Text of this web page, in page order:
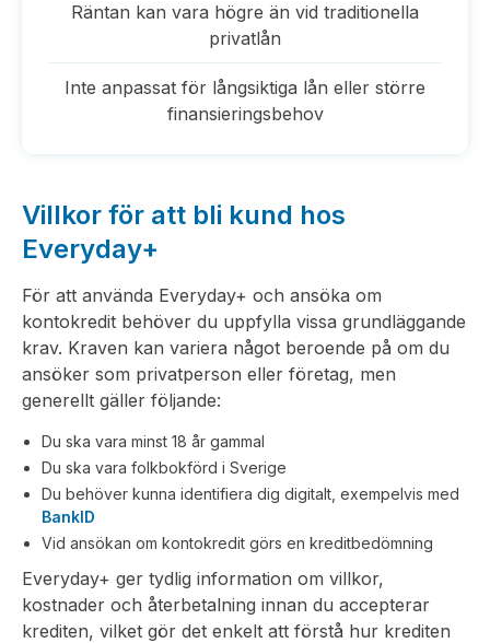
Räntan kan vara högre än vid traditionella
privatlån
Inte anpassat för långsiktiga lån eller större
finansieringsbehov
Villkor för att bli kund hos
Everyday+
För att använda Everyday+ och ansöka om
kontokredit behöver du uppfylla vissa grundläggande
krav. Kraven kan variera något beroende på om du
ansöker som privatperson eller företag, men
generellt gäller följande:
Du ska vara minst 18 år gammal
Du ska vara folkbokförd i Sverige
Du behöver kunna identifiera dig digitalt, exempelvis med
BankID
Vid ansökan om kontokredit görs en kreditbedömning
Everyday+ ger tydlig information om villkor,
kostnader och återbetalning innan du accepterar
krediten, vilket gör det enkelt att förstå hur krediten